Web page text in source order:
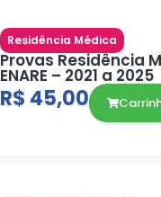
Residência Médica
Provas Residência
ENARE – 2021 a 2025
R$ 45,00